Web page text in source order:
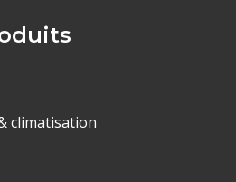
climatisation